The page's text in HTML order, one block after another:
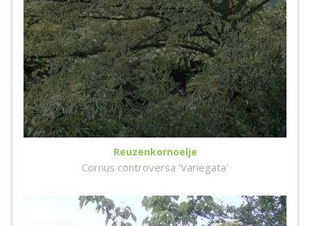
Reuzenkornoelje
Cornus controversa 'Variegata'